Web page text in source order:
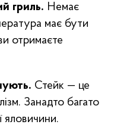
гриль. Немає
має бути
отримаєте
Стейк — це
Занадто багато
яловичини.